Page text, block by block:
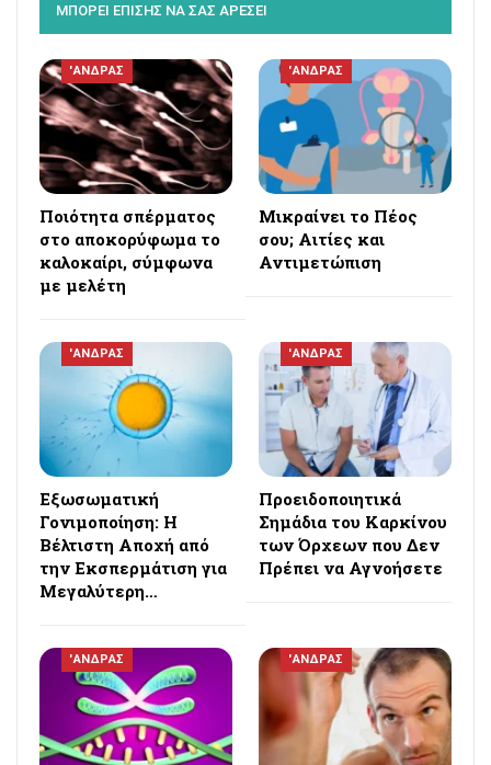
ΜΠΟΡΕΙ ΕΠΙΣΗΣ ΝΑ ΣΑΣ ΑΡΕΣΕΙ
'ΑΝΔΡΑΣ
Ποιότητα σπέρματος
στο αποκορύφωμα το
καλοκαίρι, σύμφωνα
με μελέτη
'ΑΝΔΡΑΣ
Μικραίνει το Πέος
σου; Αιτίες και
Αντιμετώπιση
'ΑΝΔΡΑΣ
Εξωσωματική
Γονιμοποίηση: Η
Βέλτιστη Αποχή από
την Εκσπερμάτιση για
Μεγαλύτερη…
'ΑΝΔΡΑΣ
Προειδοποιητικά
Σημάδια του Καρκίνου
των Όρχεων που Δεν
Πρέπει να Αγνοήσετε
'ΑΝΔΡΑΣ 'ΑΝΔΡΑΣ